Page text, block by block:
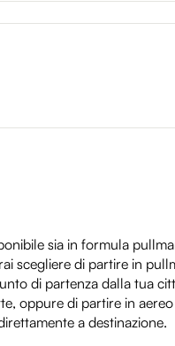
in cui utilizzi il nostro
si occupano di analisi dei
che hai fornito loro o
sia in formula
scegliere di partire in
di partenza dalla tua
oppure di partire in
a destinazione.